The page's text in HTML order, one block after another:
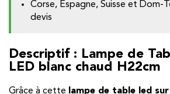
Corse, Espagne, Suisse et Dom-
devis
Descriptif : Lampe de
LED blanc chaud H22cm
Grâce à cette lampe de table led